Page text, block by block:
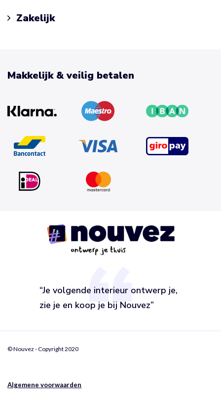
Zakelijk
“Je volgende interieur ontwerp je,
zie je en koop je bij Nouvez”
Makkelijk & veilig betalen
© Nouvez - Copyright 2020
Algemene voorwaarden